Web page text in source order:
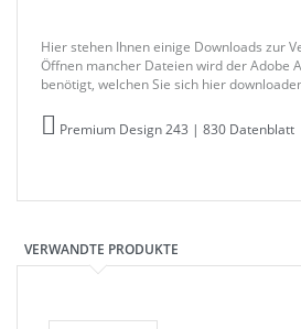
Hier stehen Ihnen einige Downloads zur
Öffnen mancher Dateien wird der Adobe
benötigt, welchen Sie sich hier
Premium Design 243 | 830 Datenblatt
VERWANDTE PRODUKTE